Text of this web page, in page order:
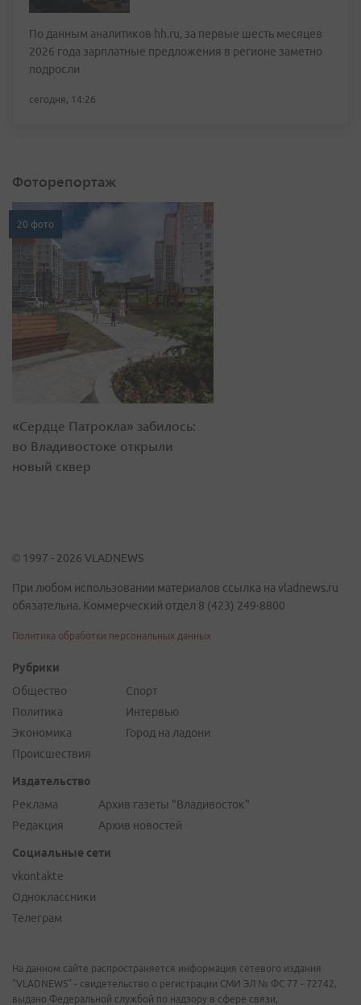
По данным аналитиков hh.ru, за первые шесть месяцев
2026 года зарплатные предложения в регионе заметно
подросли
сегодня, 14:26
Фоторепортаж
20 фото
«Сердце Патрокла» забилось:
во Владивостоке открыли
новый сквер
© 1997 - 2026 VLADNEWS
При любом использовании материалов ссылка на vladnews.ru
обязательна. Коммерческий отдел 8 (423) 249-8800
Политика обработки персональных данных
Рубрики
Общество
Политика
Экономика
Происшествия
Спорт
Интервью
Город на ладони
Издательство
Реклама
Редакция
Архив газеты "Владивосток"
Архив новостей
Социальные сети
vkontakte
Одноклассники
Телеграм
На данном сайте распространяется информация сетевого издания
"VLADNEWS" - свидетельство о регистрации СМИ ЭЛ № ФС 77 - 72742,
выдано Федеральной службой по надзору в сфере связи,